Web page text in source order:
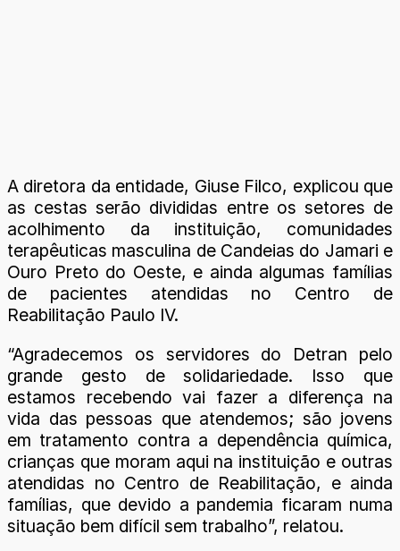
A diretora da entidade, Giuse Filco, explicou que
as cestas serão divididas entre os setores de
acolhimento da instituição, comunidades
terapêuticas masculina de Candeias do Jamari e
Ouro Preto do Oeste, e ainda algumas famílias
de pacientes atendidas no Centro de
Reabilitação Paulo IV.
“Agradecemos os servidores do Detran pelo
grande gesto de solidariedade. Isso que
estamos recebendo vai fazer a diferença na
vida das pessoas que atendemos; são jovens
em tratamento contra a dependência química,
crianças que moram aqui na instituição e outras
atendidas no Centro de Reabilitação, e ainda
famílias, que devido a pandemia ficaram numa
situação bem difícil sem trabalho”, relatou.